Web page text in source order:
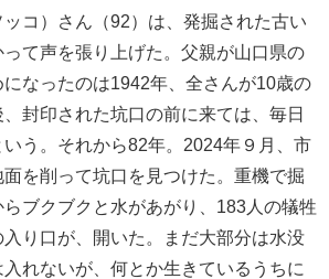
コ）さん（92）は、発掘された古い
て声を張り上げた。父親が山口県の
なったのは1942年、全さんが10歳の
封印された坑口の前に来ては、毎日
う。それから82年。2024年９月、市
を削って坑口を見つけた。重機で掘
ブクブクと水があがり、183人の犠牲
り口が、開いた。まだ大部分は水没
れないが、何とか生きているうちに